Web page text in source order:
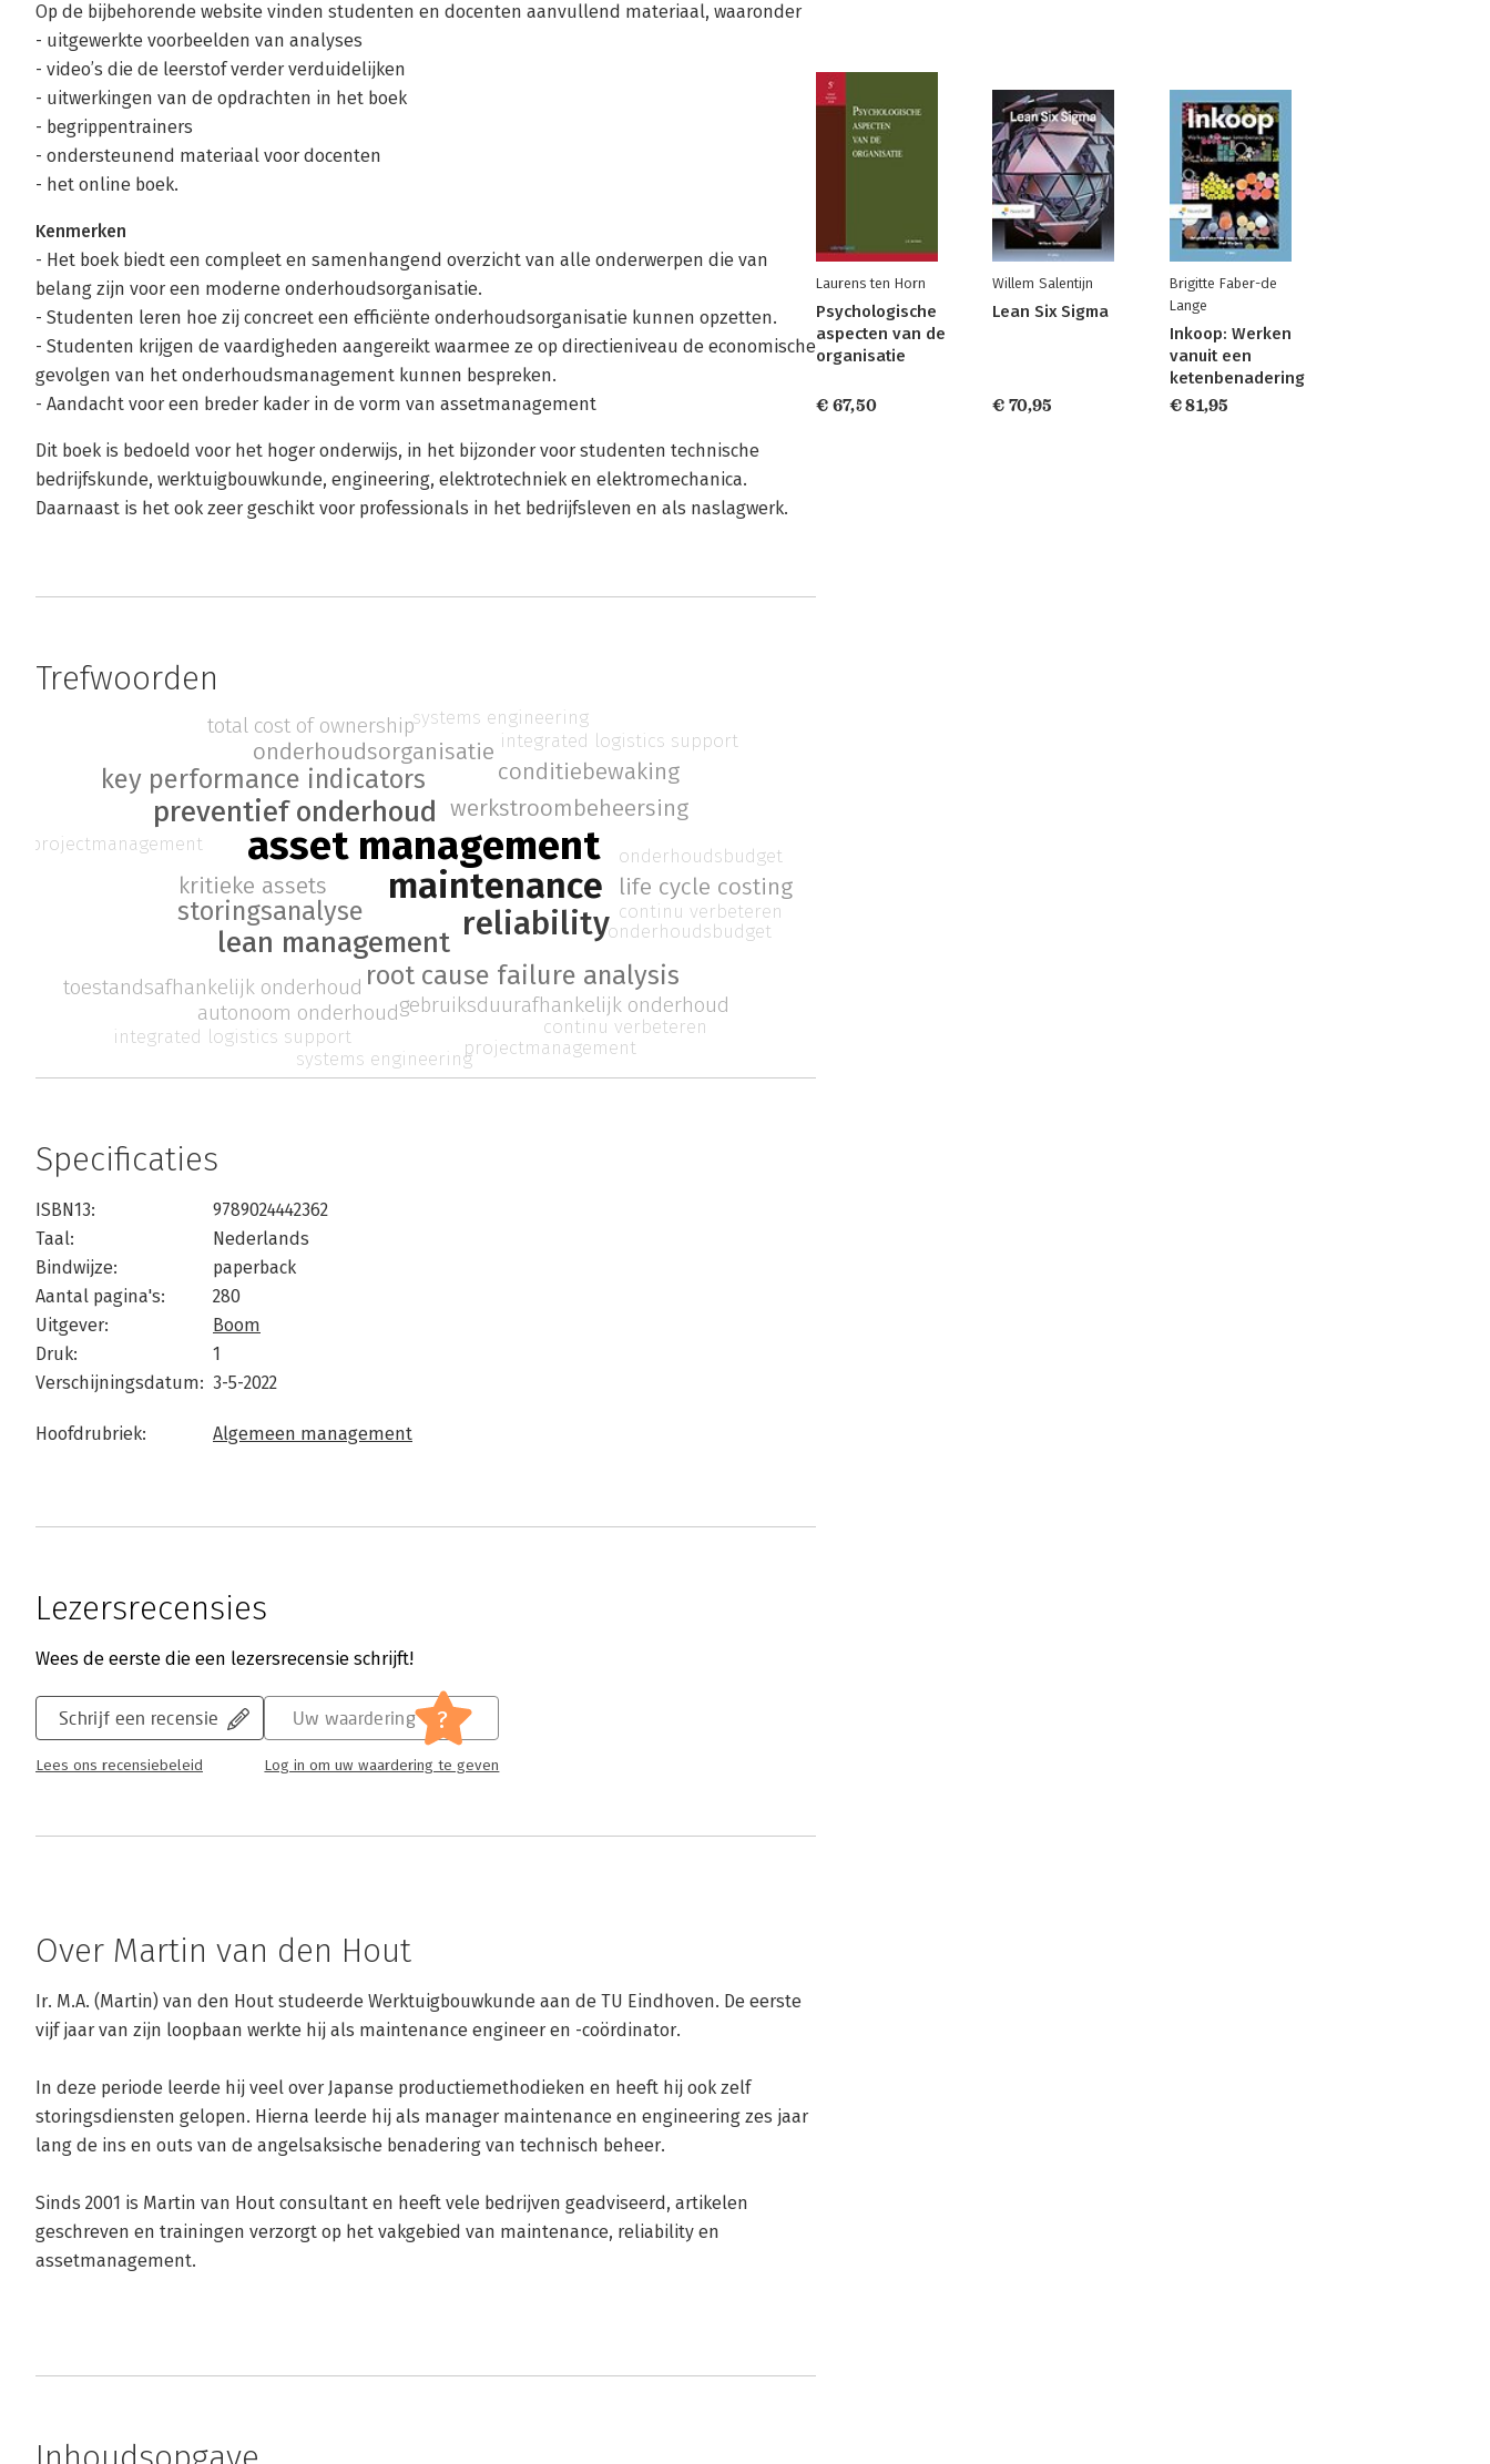
Op de bijbehorende website vinden studenten en docenten aanvullend materiaal, waaronder
- uitgewerkte voorbeelden van analyses
- video’s die de leerstof verder verduidelijken
- uitwerkingen van de opdrachten in het boek
- begrippentrainers
- ondersteunend materiaal voor docenten
- het online boek.
Kenmerken
- Het boek biedt een compleet en samenhangend overzicht van alle onderwerpen die van
belang zijn voor een moderne onderhoudsorganisatie.
- Studenten leren hoe zij concreet een efficiënte onderhoudsorganisatie kunnen opzetten.
- Studenten krijgen de vaardigheden aangereikt waarmee ze op directieniveau de economische
gevolgen van het onderhoudsmanagement kunnen bespreken.
- Aandacht voor een breder kader in de vorm van assetmanagement
Dit boek is bedoeld voor het hoger onderwijs, in het bijzonder voor studenten technische
bedrijfskunde, werktuigbouwkunde, engineering, elektrotechniek en elektromechanica.
Daarnaast is het ook zeer geschikt voor professionals in het bedrijfsleven en als naslagwerk.
Trefwoorden
asset management
maintenance
reliability
lean management
preventief onderhoud
storingsanalyse
root cause failure analysis
key performance indicators
kritieke assets
werkstroombeheersing
onderhoudsorganisatie
conditiebewaking
life cycle costing
gebruiksduurafhankelijk onderhoud
toestandsafhankelijk onderhoud
autonoom onderhoud
total cost of ownership
onderhoudsbudget
continu verbeteren
projectmanagement
systems engineering
integrated logistics support
onderhoudsbudget
continu verbeteren
projectmanagement
systems engineering
integrated logistics support
Specificaties
ISBN13:
9789024442362
Taal:
Nederlands
Bindwijze:
paperback
Aantal pagina's:
280
Uitgever:
Boom
Druk:
1
Verschijningsdatum: 3-5-2022
Hoofdrubriek: Algemeen management
Lezersrecensies
Wees de eerste die een lezersrecensie schrijft!
Schrijf een recensie
Lees ons recensiebeleid
Uw waardering ?
Log in om uw waardering te geven
Over Martin van den Hout
Ir. M.A. (Martin) van den Hout studeerde Werktuigbouwkunde aan de TU Eindhoven. De eerste
vijf jaar van zijn loopbaan werkte hij als maintenance engineer en -coördinator.
In deze periode leerde hij veel over Japanse productiemethodieken en heeft hij ook zelf
storingsdiensten gelopen. Hierna leerde hij als manager maintenance en engineering zes jaar
lang de ins en outs van de angelsaksische benadering van technisch beheer.
Sinds 2001 is Martin van Hout consultant en heeft vele bedrijven geadviseerd, artikelen
geschreven en trainingen verzorgt op het vakgebied van maintenance, reliability en
assetmanagement.
Laurens ten Horn
Psychologische
aspecten van de
organisatie
€ 67,50
Willem Salentijn
Lean Six Sigma
€ 70,95
Brigitte Faber-de
Lange
Inkoop: Werken
vanuit een
ketenbenadering
€ 81,95